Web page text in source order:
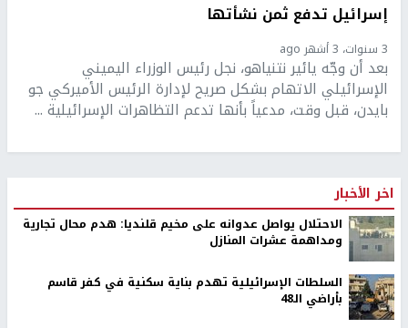
إسرائيل تدفع ثمن نشأتها
3 سنوات، 3 أشهر ago
بعد أن وجّه يائير نتنياهو، نجل رئيس الوزراء اليميني
الإسرائيلي الاتهام بشكل صريح لإدارة الرئيس الأميركي جو
بايدن، قبل وقت، مدعياً بأنها تدعم التظاهرات الإسرائيلية ...
اخر الأخبار
الاحتلال يواصل عدوانه على مخيم قلنديا: هدم محال تجارية
ومداهمة عشرات المنازل
السلطات الإسرائيلية تهدم بناية سكنية في كفر قاسم
بأراضي الـ48